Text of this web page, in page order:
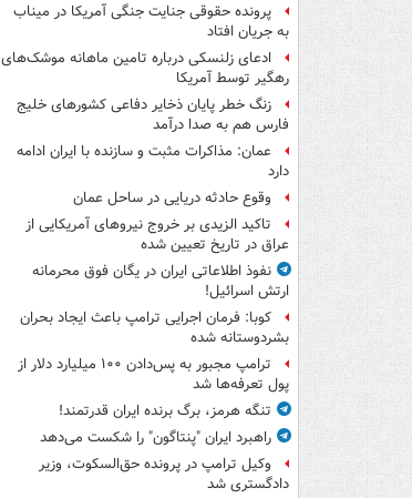
پرونده حقوقی جنایت جنگی آمریکا در میناب
به جریان افتاد
ادعای زلنسکی درباره تامین ماهانه موشک‌های
رهگیر توسط آمریکا
زنگ خطر پایان ذخایر دفاعی کشورهای خلیج
فارس هم به صدا درآمد
عمان: مذاکرات مثبت و سازنده با ایران ادامه
دارد
وقوع حادثه دریایی در ساحل عمان
تاکید الزیدی بر خروج نیروهای آمریکایی از
عراق در تاریخ تعیین شده
نفوذ اطلاعاتی ایران در یگان فوق محرمانه
ارتش اسرائیل!
کوبا: فرمان اجرایی ترامپ باعث ایجاد بحران
بشردوستانه شده
ترامپ مجبور به پس‌دادن ۱۰۰ میلیارد دلار از
پول تعرفه‌ها شد
تنگه هرمز، برگ برنده ایران قدرتمند!
راهبرد ایران "پنتاگون" را شکست می‌دهد
وکیل ترامپ در پرونده حق‌السکوت، وزیر
دادگستری شد